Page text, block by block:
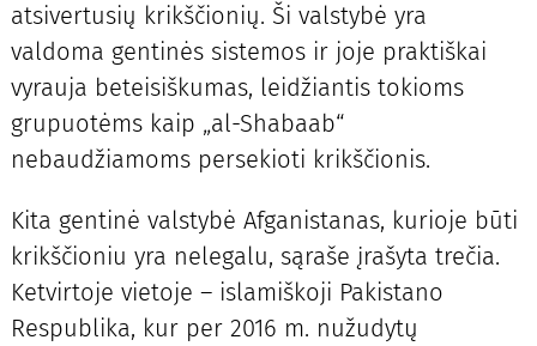
atsivertusių krikščionių. Ši valstybė yra
valdoma gentinės sistemos ir joje praktiškai
vyrauja beteisiškumas, leidžiantis tokioms
grupuotėms kaip „al-Shabaab“
nebaudžiamoms persekioti krikščionis.
Kita gentinė valstybė Afganistanas, kurioje būti
krikščioniu yra nelegalu, sąraše įrašyta trečia.
Ketvirtoje vietoje – islamiškoji Pakistano
Respublika, kur per 2016 m. nužudytų